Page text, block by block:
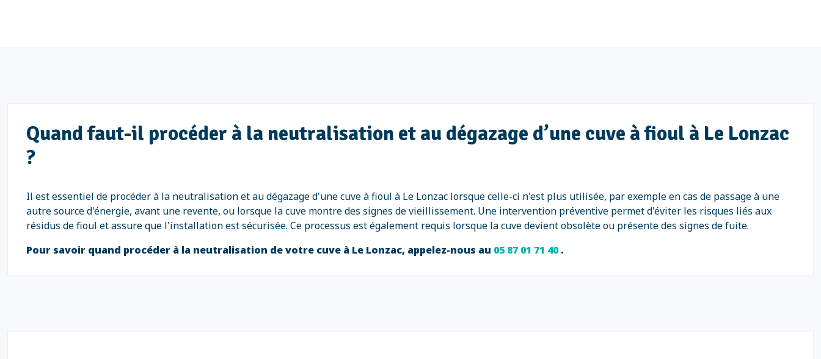
Quand faut-il procéder à la neutralisation et au dégazage d’une cuve à fioul à Le Lonzac
?
Il est essentiel de procéder à la neutralisation et au dégazage d'une cuve à fioul à Le Lonzac lorsque celle-ci n'est plus utilisée, par exemple en cas de passage à une
autre source d'énergie, avant une revente, ou lorsque la cuve montre des signes de vieillissement. Une intervention préventive permet d'éviter les risques liés aux
résidus de fioul et assure que l'installation est sécurisée. Ce processus est également requis lorsque la cuve devient obsolète ou présente des signes de fuite.
Pour savoir quand procéder à la neutralisation de votre cuve à Le Lonzac, appelez-nous au 05 87 01 71 40.